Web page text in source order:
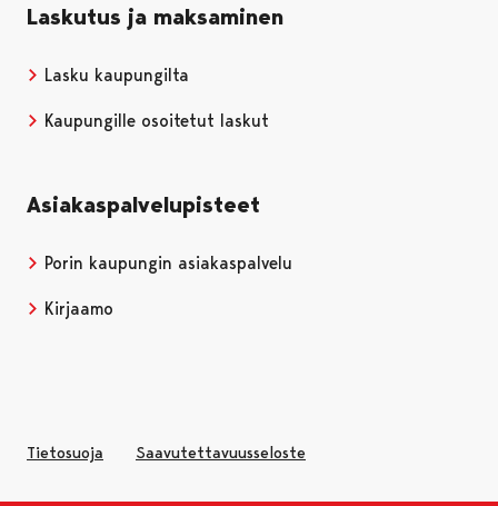
Laskutus ja maksaminen
Lasku kaupungilta
Kaupungille osoitetut laskut
Asiakaspalvelupisteet
Porin kaupungin asiakaspalvelu
Kirjaamo
Tietosuoja Saavutettavuusseloste